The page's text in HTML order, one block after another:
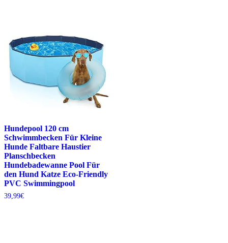
Hundepool 120 cm
Schwimmbecken Für Kleine
Hunde Faltbare Haustier
Planschbecken
Hundebadewanne Pool Für
den Hund Katze Eco-Friendly
PVC Swimmingpool
39,99€